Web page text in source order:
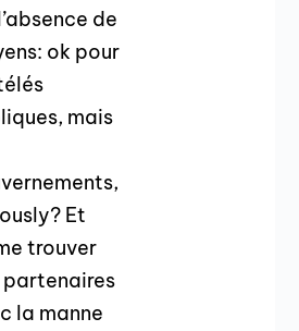
de
ok pour
mais
Et
trouver
partenaires
la manne